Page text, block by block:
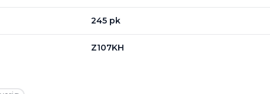
245 pk
Z107KH